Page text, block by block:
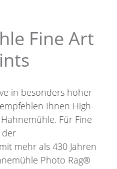
Fine Art
in besonders hoher
Ihnen High-
Für Fine
der
mehr als 430 Jahren
Photo Rag®